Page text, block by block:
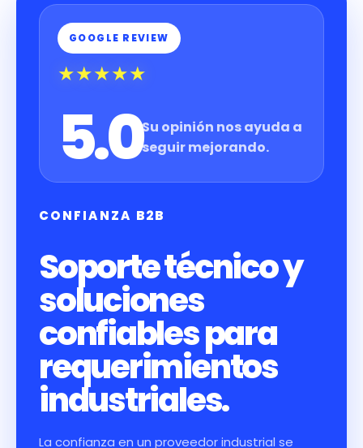
GOOGLE REVIEW
★★★★★
5.0Su opinión nos ayuda a
seguir mejorando.
CONFIANZA B2B
Soporte técnico y
soluciones
confiables para
requerimientos
industriales.
La confianza en un proveedor industrial se